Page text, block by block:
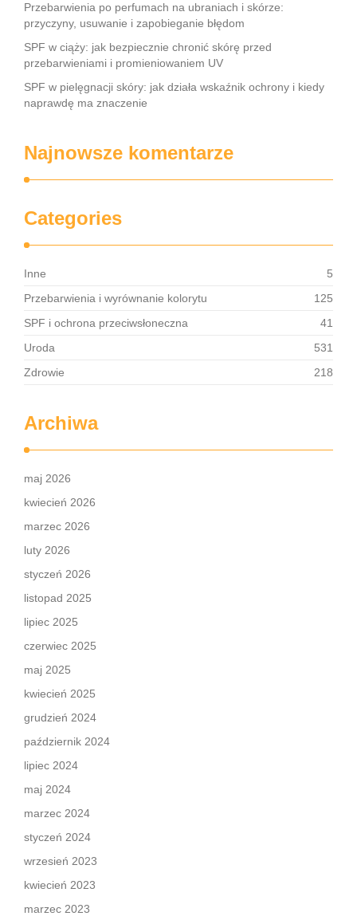
Przebarwienia po perfumach na ubraniach i skórze:
przyczyny, usuwanie i zapobieganie błędom
SPF w ciąży: jak bezpiecznie chronić skórę przed
przebarwieniami i promieniowaniem UV
SPF w pielęgnacji skóry: jak działa wskaźnik ochrony i kiedy
naprawdę ma znaczenie
Najnowsze komentarze
Categories
Inne
5
Przebarwienia i wyrównanie kolorytu
125
SPF i ochrona przeciwsłoneczna
41
Uroda
531
Zdrowie
218
Archiwa
maj 2026
kwiecień 2026
marzec 2026
luty 2026
styczeń 2026
listopad 2025
lipiec 2025
czerwiec 2025
maj 2025
kwiecień 2025
grudzień 2024
październik 2024
lipiec 2024
maj 2024
marzec 2024
styczeń 2024
wrzesień 2023
kwiecień 2023
marzec 2023